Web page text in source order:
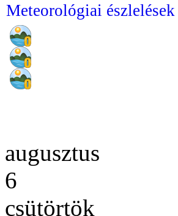
Meteorológiai
augusztus
6
csütörtök